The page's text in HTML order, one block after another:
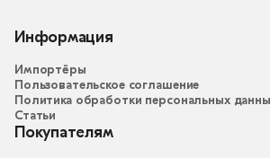
Информация
Импортёры
Пользовательское соглашение
Политика обработки персональных
Статьи
Покупателям